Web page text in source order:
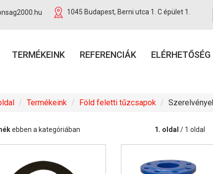
1045 Budapest, Berni utca 1. C épület 1.
TERMÉKEINK REFERENCIÁK ELÉRHETŐSÉG
Termékeink Föld feletti tűzcsapok
ebben a kategóriában 1. oldal / 1 oldal